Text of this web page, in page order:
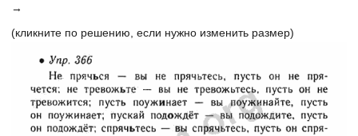
→
(кликните по решению, если нужно изменить размер)